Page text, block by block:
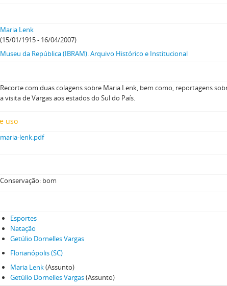
Maria Lenk
(15/01/1915 - 16/04/2007)
Museu da República (IBRAM). Arquivo Histórico e Institucional
Recorte com duas colagens sobre Maria Lenk, bem como, reportagens
a visita de Vargas aos estados do Sul do País.
uso
maria-lenk.pdf
Conservação: bom
Esportes
Natação
Getúlio Dornelles Vargas
Florianópolis (SC)
Maria Lenk(Assunto)
Getúlio Dornelles Vargas(Assunto)